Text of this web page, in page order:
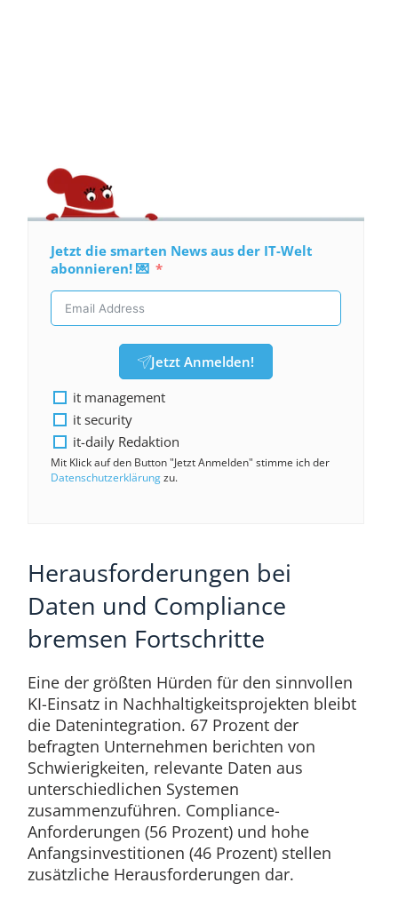
Jetzt die smarten News aus der IT-Welt
abonnieren! 💌
Jetzt Anmelden!
it management
it security
it-daily Redaktion
Mit Klick auf den Button "Jetzt Anmelden" stimme ich der
Datenschutzerklärungzu.
Herausforderungen bei
Daten und Compliance
bremsen Fortschritte
Eine der größten Hürden für den sinnvollen
KI-Einsatz in Nachhaltigkeitsprojekten bleibt
die Datenintegration. 67 Prozent der
befragten Unternehmen berichten von
Schwierigkeiten, relevante Daten aus
unterschiedlichen Systemen
zusammenzuführen. Compliance-
Anforderungen (56 Prozent) und hohe
Anfangsinvestitionen (46 Prozent) stellen
zusätzliche Herausforderungen dar.